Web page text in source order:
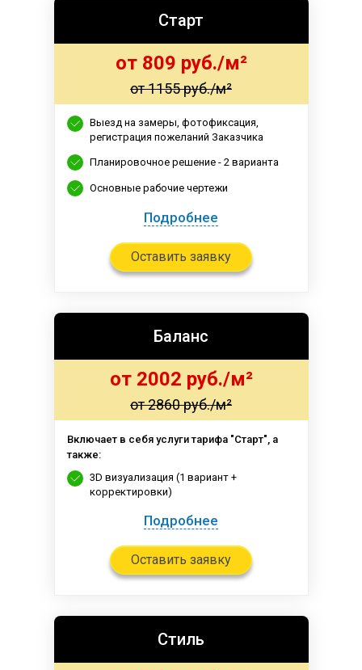
Старт
от 809 руб./м²
от 1155 руб./м²
Выезд на замеры, фотофиксация,
регистрация пожеланий Заказчика
Планировочное решение - 2 варианта
Основные рабочие чертежи
Подробнее
Оставить заявку
Баланс
от 2002 руб./м²
от 2860 руб./м²
Включает в себя услуги тарифа "Старт", а
также:
3D визуализация (1 вариант +
корректировки)
Подробнее
Оставить заявку
Стиль